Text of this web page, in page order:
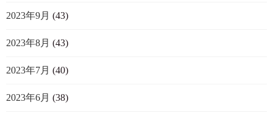
2023年9月 (43)
2023年8月 (43)
2023年7月 (40)
2023年6月 (38)